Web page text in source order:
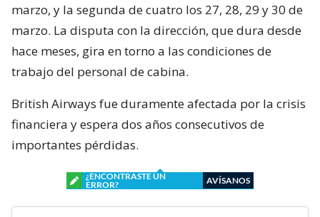
marzo, y la segunda de cuatro los 27, 28, 29 y 30 de
marzo. La disputa con la dirección, que dura desde
hace meses, gira en torno a las condiciones de
trabajo del personal de cabina.
British Airways fue duramente afectada por la crisis
financiera y espera dos años consecutivos de
importantes pérdidas.
¿ENCONTRASTE UN
ERROR?
AVÍSANOS